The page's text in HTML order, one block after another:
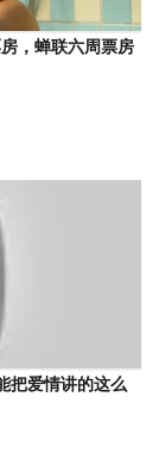
，蝉联六周票房
把爱情讲的这么